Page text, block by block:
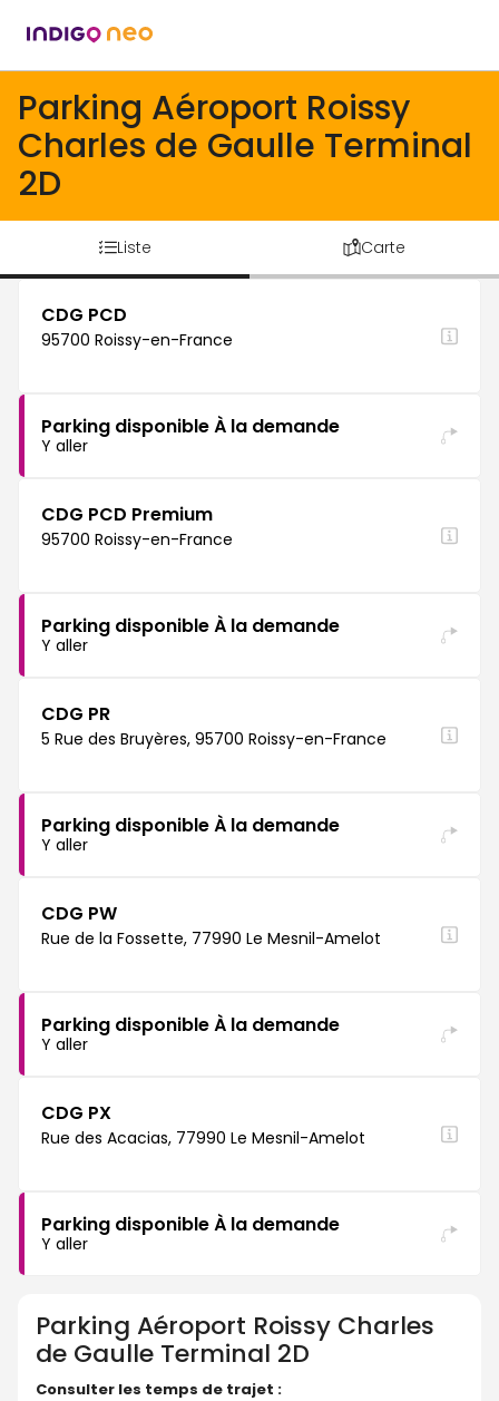
Parking Aéroport Roissy
Charles de Gaulle Terminal
2D
Liste Carte
CDG PCD
95700 Roissy-en-France
Parking disponible À la demande
Y aller
CDG PCD Premium
95700 Roissy-en-France
Parking disponible À la demande
Y aller
CDG PR
5 Rue des Bruyères, 95700 Roissy-en-France
Parking disponible À la demande
Y aller
CDG PW
Rue de la Fossette, 77990 Le Mesnil-Amelot
Parking disponible À la demande
Y aller
CDG PX
Rue des Acacias, 77990 Le Mesnil-Amelot
Parking disponible À la demande
Y aller
Parking Aéroport Roissy Charles
de Gaulle Terminal 2D
Consulter les temps de trajet :